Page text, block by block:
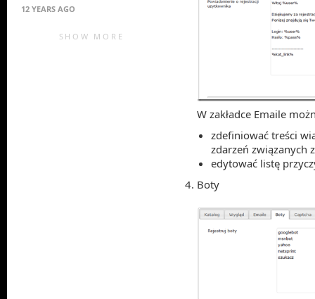
W zakładce Emaile
zdefiniować treści
zdarzeń związanych
edytować listę
Boty
12 YEARS AGO
SHOW MORE